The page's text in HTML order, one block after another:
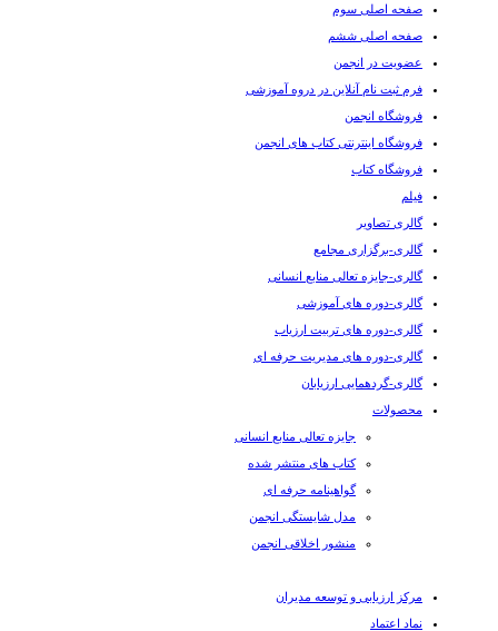
صفحه اصلی سوم
صفحه اصلی ششم
عضویت در انجمن
فرم ثبت نام آنلاین در دروه آموزشی
فروشگاه انجمن
فروشگاه اینترنتی کتاب های انجمن
فروشگاه کتاب
فیلم
گالری تصاویر
گالری-برگزاری مجامع
گالری-جایزه تعالی منابع انسانی
گالری-دوره های آموزشی
گالری-دوره های تربیت ارزیاب
گالری-دوره های مدیریت حرفه ای
گالری-گردهمایی ارزیابان
محصولات
جایزه تعالی منابع انسانی
کتاب های منتشر شده
گواهینامه حرفه ای
مدل شایستگی انجمن
منشور اخلاقی انجمن
مرکز ارزیابی و توسعه مدیران
نماد اعتماد